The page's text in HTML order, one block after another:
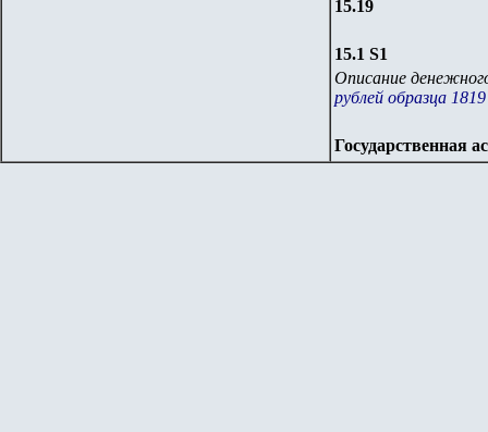
15.19
15.1 S1
Описание
рублей образца
Государственная